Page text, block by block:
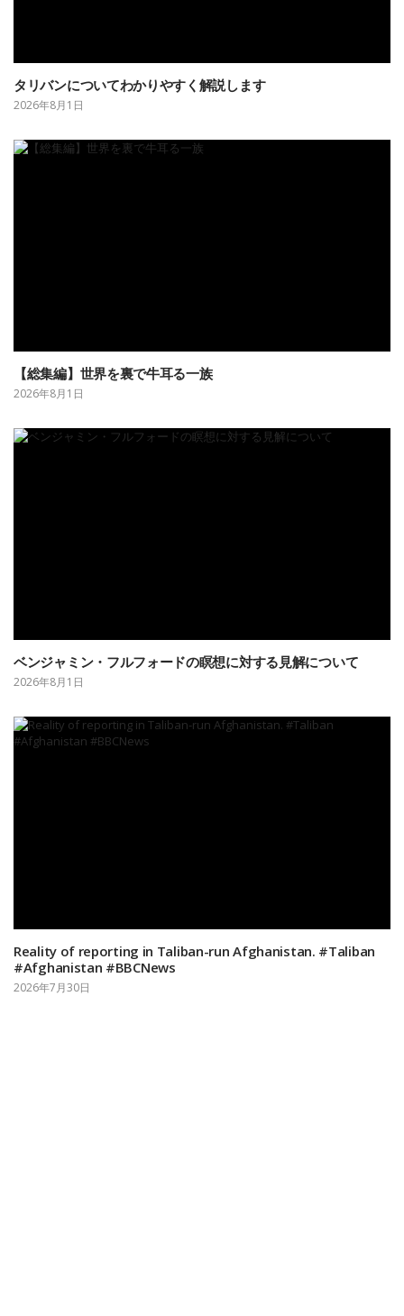
タリバンについてわかりやすく解説します
2026年8月1日
【総集編】世界を裏で牛耳る一族
2026年8月1日
ベンジャミン・フルフォードの瞑想に対する見解について
2026年8月1日
Reality of reporting in Taliban-run Afghanistan. #Taliban
#Afghanistan #BBCNews
2026年7月30日